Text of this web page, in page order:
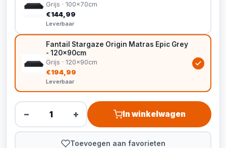
Grijs · 100x70cm
€144,99
Leverbaar
Fantail Stargaze Origin Matras Epic Grey
- 120x90cm
Grijs · 120x90cm
€194,99
Leverbaar
− + In winkelwagen
Toevoegen aan favorieten